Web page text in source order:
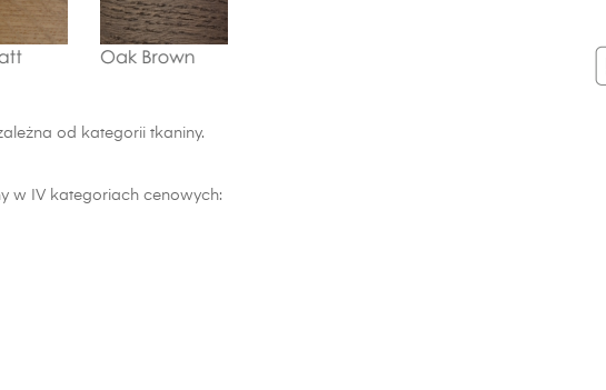
od kategorii tkaniny.
w IV kategoriach cenowych: